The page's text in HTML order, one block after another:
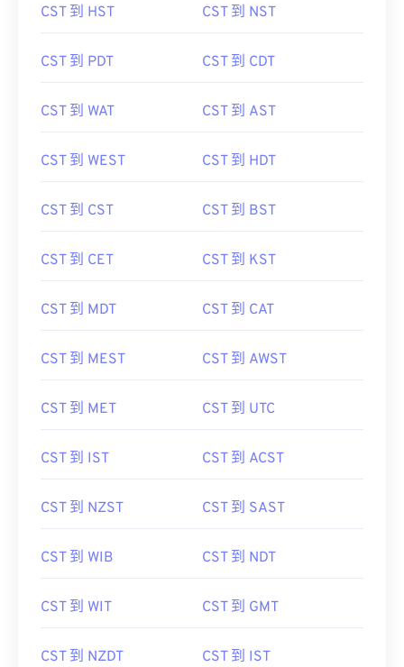
CST 到 HST CST 到 NST
CST 到 PDT CST 到 CDT
CST 到 WAT CST 到 AST
CST 到 WEST CST 到 HDT
CST 到 CST CST 到 BST
CST 到 CET CST 到 KST
CST 到 MDT CST 到 CAT
CST 到 MEST CST 到 AWST
CST 到 MET CST 到 UTC
CST 到 IST CST 到 ACST
CST 到 NZST CST 到 SAST
CST 到 WIB CST 到 NDT
CST 到 WIT CST 到 GMT
CST 到 NZDT CST 到 IST